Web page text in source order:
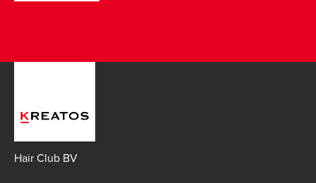
Hair Club BV